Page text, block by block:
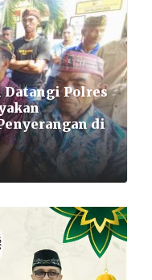
Datangi Polres
di